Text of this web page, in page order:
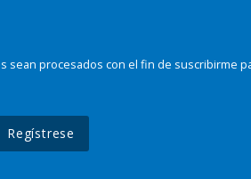
sean procesados con el fin de suscribirme
Regístrese